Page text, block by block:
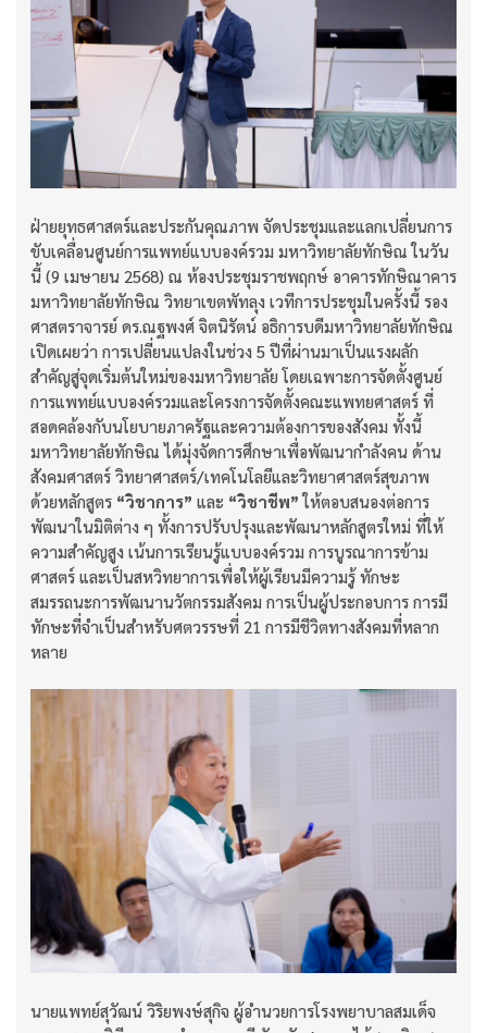
ฝ่ายยุทธศาสตร์และประกันคุณภาพ จัดประชุมและแลกเปลี่ยนการ
ขับเคลื่อนศูนย์การแพทย์แบบองค์รวม มหาวิทยาลัยทักษิณ ในวัน
นี้ (9 เมษายน 2568) ณ ห้องประชุมราชพฤกษ์ อาคารทักษิณาคาร
มหาวิทยาลัยทักษิณ วิทยาเขตพัทลุง เวทีการประชุมในครั้งนี้ รอง
ศาสตราจารย์ ดร.ณฐพงศ์ จิตนิรัตน์ อธิการบดีมหาวิทยาลัยทักษิณ
เปิดเผยว่า การเปลี่ยนแปลงในช่วง 5 ปีที่ผ่านมาเป็นแรงผลัก
สำคัญสู่จุดเริ่มต้นใหม่ของมหาวิทยาลัย โดยเฉพาะการจัดตั้งศูนย์
การแพทย์แบบองค์รวมและโครงการจัดตั้งคณะแพทยศาสตร์ ที่
สอดคล้องกับนโยบายภาครัฐและความต้องการของสังคม ทั้งนี้
มหาวิทยาลัยทักษิณ ได้มุ่งจัดการศึกษาเพื่อพัฒนากำลังคน ด้าน
สังคมศาสตร์ วิทยาศาสตร์/เทคโนโลยีและวิทยาศาสตร์สุขภาพ
ด้วยหลักสูตร “วิชาการ” และ “วิชาชีพ”ให้ตอบสนองต่อการ
พัฒนาในมิติต่าง ๆ ทั้งการปรับปรุงและพัฒนาหลักสูตรใหม่ ที่ให้
ความสำคัญสูง เน้นการเรียนรู้แบบองค์รวม การบูรณาการข้าม
ศาสตร์ และเป็นสหวิทยาการเพื่อให้ผู้เรียนมีความรู้ ทักษะ
สมรรถนะการพัฒนานวัตกรรมสังคม การเป็นผู้ประกอบการ การมี
ทักษะที่จำเป็นสำหรับศตวรรษที่ 21 การมีชีวิตทางสังคมที่หลาก
หลาย
นายแพทย์สุวัฒน์ วิริยพงษ์สุกิจ ผู้อำนวยการโรงพยาบาลสมเด็จ